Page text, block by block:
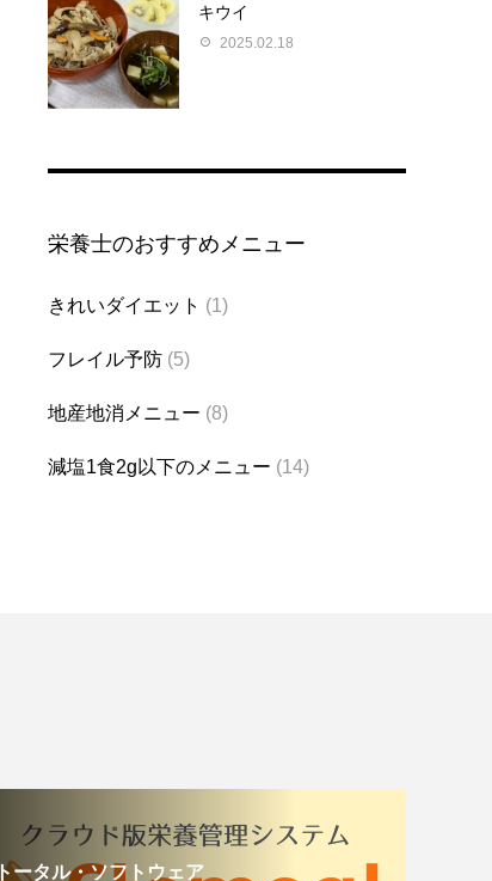
キウイ
2025.02.18
栄養士のおすすめメニュー
きれいダイエット (1)
フレイル予防 (5)
地産地消メニュー (8)
減塩1食2g以下のメニュー (14)
トータル・ソフトウェア